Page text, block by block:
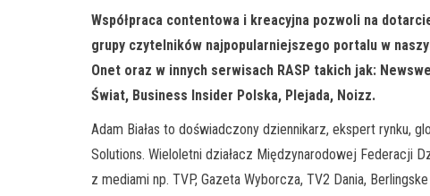
Współpraca contentowa i kreacyjna pozwoli na
grupy czytelników najpopularniejszego portalu w
Onet oraz w innych serwisach RASP takich jak:
Świat, Business Insider Polska, Plejada, Noizz.
Adam Białas to doświadczony dziennikarz, ekspert rynku,
Solutions. Wieloletni działacz Międzynarodowej Federacji
z mediami np. TVP, Gazeta Wyborcza, TV2 Dania,